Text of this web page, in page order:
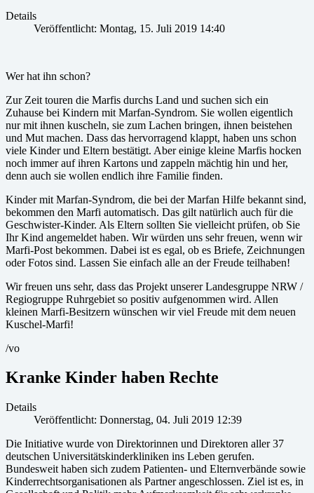
Details
Veröffentlicht: Montag, 15. Juli 2019 14:40
Wer hat ihn schon?
Zur Zeit touren die Marfis durchs Land und suchen sich ein
Zuhause bei Kindern mit Marfan-Syndrom. Sie wollen eigentlich
nur mit ihnen kuscheln, sie zum Lachen bringen, ihnen beistehen
und Mut machen. Dass das hervorragend klappt, haben uns schon
viele Kinder und Eltern bestätigt. Aber einige kleine Marfis hocken
noch immer auf ihren Kartons und zappeln mächtig hin und her,
denn auch sie wollen endlich ihre Familie finden.
Kinder mit Marfan-Syndrom, die bei der Marfan Hilfe bekannt sind,
bekommen den Marfi automatisch. Das gilt natürlich auch für die
Geschwister-Kinder. Als Eltern sollten Sie vielleicht prüfen, ob Sie
Ihr Kind angemeldet haben. Wir würden uns sehr freuen, wenn wir
Marfi-Post bekommen. Dabei ist es egal, ob es Briefe, Zeichnungen
oder Fotos sind. Lassen Sie einfach alle an der Freude teilhaben!
Wir freuen uns sehr, dass das Projekt unserer Landesgruppe NRW /
Regiogruppe Ruhrgebiet so positiv aufgenommen wird. Allen
kleinen Marfi-Besitzern wünschen wir viel Freude mit dem neuen
Kuschel-Marfi!
/vo
Kranke Kinder haben Rechte
Details
Veröffentlicht: Donnerstag, 04. Juli 2019 12:39
Die Initiative wurde von Direktorinnen und Direktoren aller 37
deutschen Universitätskinderkliniken ins Leben gerufen.
Bundesweit haben sich zudem Patienten- und Elternverbände sowie
Kinderrechtsorganisationen als Partner angeschlossen. Ziel ist es, in